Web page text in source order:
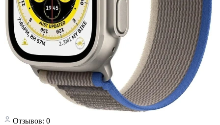
Отзывов: 0